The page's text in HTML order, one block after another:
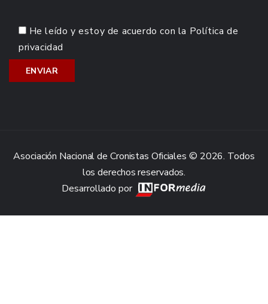
He leído y estoy de acuerdo con la Política de
privacidad
Asociación Nacional de Cronistas Oficiales © 2026. Todos
los derechos reservados.
Desarrollado por